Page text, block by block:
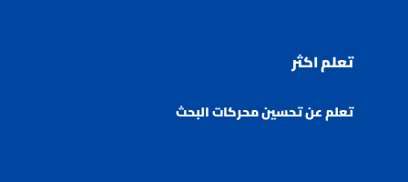
تعلم اكثر
تعلم عن تحسين محركات البحث